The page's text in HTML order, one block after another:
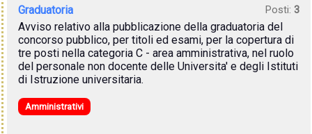
Graduatoria Posti: 3
Avviso relativo alla pubblicazione della graduatoria del
concorso pubblico, per titoli ed esami, per la copertura di
tre posti nella categoria C - area amministrativa, nel ruolo
del personale non docente delle Universita' e degli Istituti
di Istruzione universitaria.
Amministrativi